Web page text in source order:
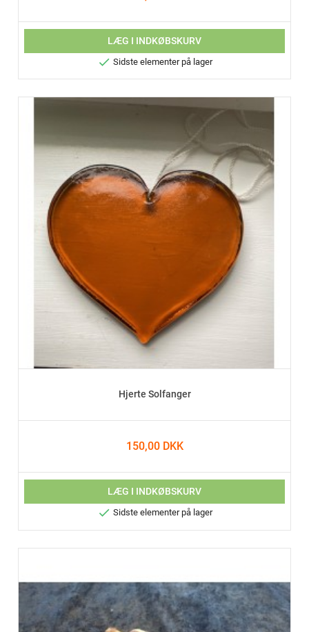
LÆG I INDKØBSKURV
 Sidste elementer på lager
Hjerte Solfanger
150,00 DKK
LÆG I INDKØBSKURV
 Sidste elementer på lager